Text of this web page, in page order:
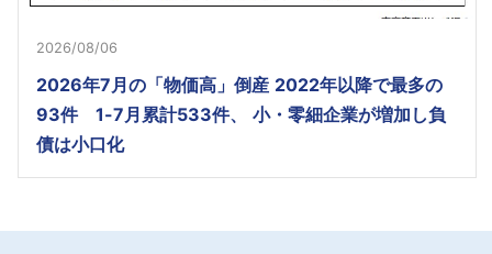
2026/08/06
2026年7月の「物価高」倒産 2022年以降で最多の
93件 1-7月累計533件、 小・零細企業が増加し負
債は小口化